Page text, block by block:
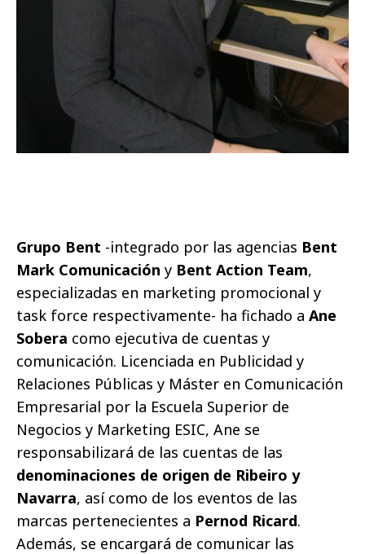
Grupo Bent -integrado por las agencias Bent
Mark Comunicación y Bent Action Team,
especializadas en marketing promocional y
task force respectivamente- ha fichado a Ane
Sobera como ejecutiva de cuentas y
comunicación. Licenciada en Publicidad y
Relaciones Públicas y Máster en Comunicación
Empresarial por la Escuela Superior de
Negocios y Marketing ESIC, Ane se
responsabilizará de las cuentas de las
denominaciones de origen de Ribeiro y
Navarra, así como de los eventos de las
marcas pertenecientes a Pernod Ricard.
Además, se encargará de comunicar las